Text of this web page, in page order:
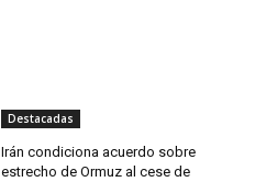
Destacadas
Irán condiciona acuerdo sobre
estrecho de Ormuz al cese de